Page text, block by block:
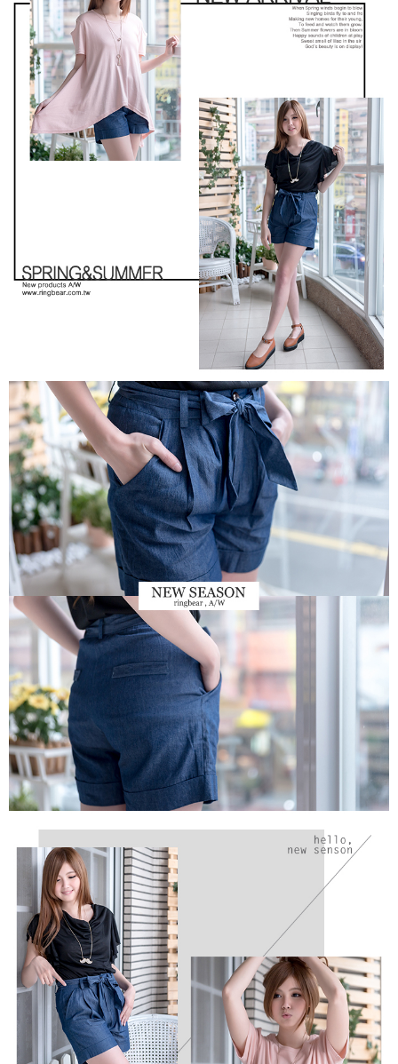
【注意事項】
１．透過由恩沛科技股份有限公司提供之「AFTEE先享後付」服務完成之交
易，需依本服務之必要範圍內提供個人資料，並將交易相關給付款項請求債
權轉讓予恩沛科技股份有限公司。
２．關於個人資料處理事宜，請瀏覽以下網址：
https://aftee.tw/terms/#terms3
３．未成年的使用者請事先徵得法定代理人或監護人之同意方可使用
「AFTEE先享後付」，若未經同意申辦者引起之損失，本公司不負相關責
任。
４．使用「AFTEE先享後付」時，將依據個別帳號之用戶狀況，依本公司即
時審查核予不同之上限額度；若仍有額度不足之情形，本公司將視審查結果
５．嚴禁一人註冊多個帳號或使用他人資訊註冊。若發現惡意使用之情形，
恩沛科技股份有限公司將有權停止該用戶之使用額度並採取法律行動。
宅配
每筆NT$100，滿NT$1,000(含以上)免運費